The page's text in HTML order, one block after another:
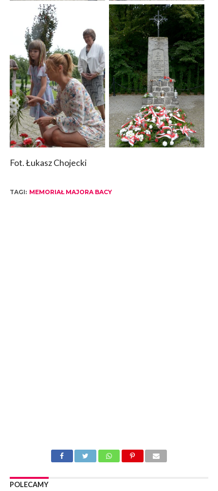
Fot. Łukasz Chojecki
TAGI: MEMORIAŁ MAJORA BACY
POLECAMY